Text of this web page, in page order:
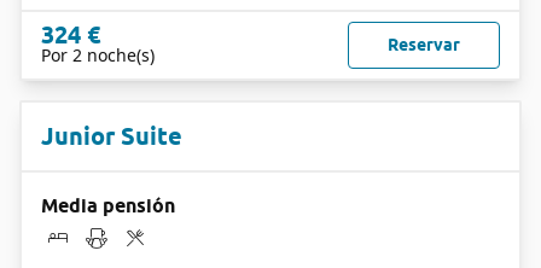
324 €
Por 2 noche(s) Reservar
Junior Suite
Media pensión